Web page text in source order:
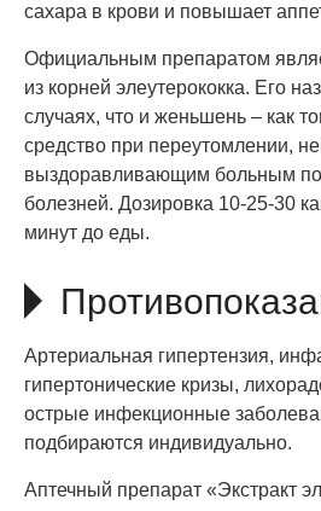
сахара в крови и повышает
Официальным препаратом
из корней элеутерококка. Его
случаях, что и женьшень – как
средство при переутомлении,
выздоравливающим больным
болезней. Дозировка 10-25-30
минут до еды.
Артериальная гипертензия,
гипертонические кризы,
острые инфекционные
подбираются индивидуально.
Аптечный препарат «Экстракт